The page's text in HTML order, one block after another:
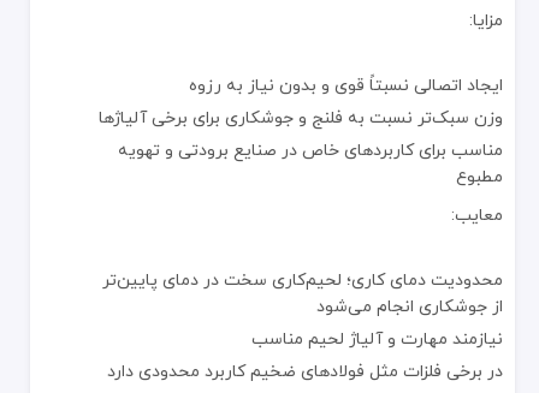
مزایا:
ایجاد اتصالی نسبتاً قوی و بدون نیاز به رزوه
وزن سبک‌تر نسبت به فلنج و جوشکاری برای برخی آلیاژها
مناسب برای کاربردهای خاص در صنایع برودتی و تهویه
مطبوع
معایب:
محدودیت دمای کاری؛ لحیم‌کاری سخت در دمای پایین‌تر
از جوشکاری انجام می‌شود
نیازمند مهارت و آلیاژ لحیم مناسب
در برخی فلزات مثل فولادهای ضخیم کاربرد محدودی دارد